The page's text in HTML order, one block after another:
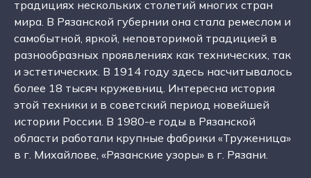
традициях нескольких столетий многих стран
мира. В Рязанской губернии она стала ремеслом и
самобытной, яркой, неповторимой традицией в
разнообразных проявлениях как технических, так
и эстетических. В 1914 году здесь насчитывалось
более 18 тысяч кружевниц. Интересна история
этой техники и в советский период новейшей
истории России. В 1980-е годы в Рязанской
области работали крупные фабрики «Труженица»
в г. Михайлове, «Рязанские узоры» в г. Рязани.